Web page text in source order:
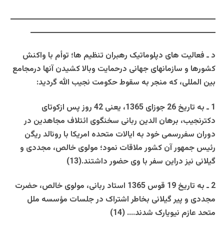
ــــــــــــــــــــــــــــــــــــــــــــــــــــــــــــــــــــــــــــــــــ
ــــــــــــــــــــــــــــــــــــــــــــــــــــــــــــــــــــــــــ
د ـ فعاليت های دپلوماتيک رهبران تنظيم ها؛ توأم با واکنش
کشورها و سازمانهای جهانی درحمايت وبالا کشيدن آنها درمجامع
بين المللی، که منجر به سقوط حکومت نجيب الله گرديد:
1 ـ به تاريخ 26 جوزای 1365، يعنی 42 روز پس ازکوتای
دکترنجيب، برهان الدين ربانی سخنگوی ائتلاف مجاهدين در
دوران سفررسمی خود به ايالات متحده امريکا با رونالد ريگن
رئيس جمهور آن کشور ملاقات نمود؛ مولوی خالص، مجددی و
گيلانی نيز دراين سفر با وی حضور داشتند.(13)
2 ـ به تاريخ 19 قوس 1365 استاد ربانی، مولوی خالص، حضرت
مجددی و پير گيلانی بخاطر اشتراک در جلسات مؤسسه ملل
متحد عازم نيويارک شدند…. (14)